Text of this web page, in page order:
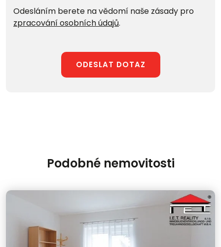
Odesláním berete na vědomí naše zásady pro
zpracování osobních údajů.
ODESLAT DOTAZ
Podobné nemovitosti